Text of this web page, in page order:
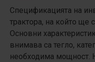
Спецификацията на
трактора, на който ще
Основни
внимава са тегло,
необходима мощност.